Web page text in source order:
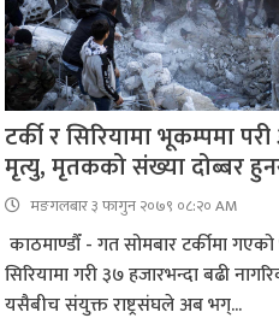
टर्की र सिरियामा भूकम्पमा
मृत्यु, मृतकको संख्या दोब्बर
मङगलबार ३ फागुन २०७९ ०८:२० AM
काठमाण्डौँ - गत सोमबार टर्कीमा
सिरियामा गरी ३७ हजारभन्दा बढी
यसैबीच संयुक्त राष्ट्रसंघले अब भग्...